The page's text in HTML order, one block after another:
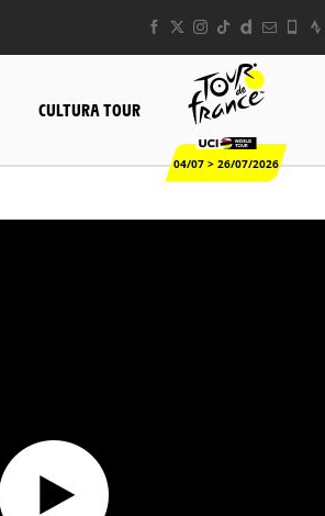
CULTURA TOUR
04/07 > 26/07/2026